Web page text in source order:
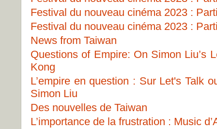
Festival du nouveau cinéma 2023 :
Festival du nouveau cinéma 2023 :
News from Taiwan
Questions of Empire: On Simon Liu’s
Kong
L’empire en question : Sur Let's Talk
Simon Liu
Des nouvelles de Taiwan
L’importance de la frustration : Music